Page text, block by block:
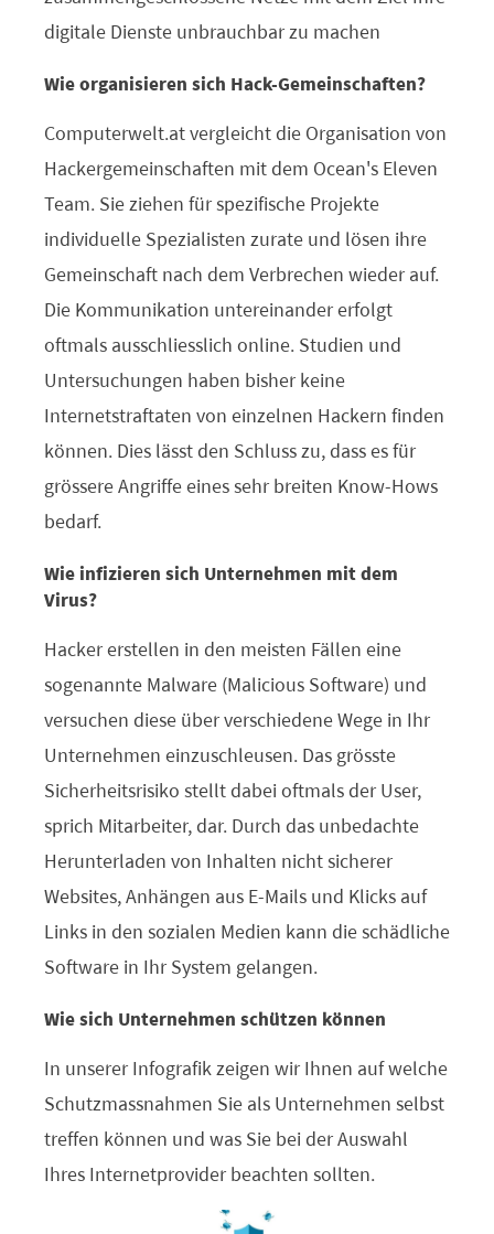
digitale Dienste unbrauchbar zu machen
Wie organisieren sich Hack-Gemeinschaften?
Computerwelt.at vergleicht die Organisation von
Hackergemeinschaften mit dem Ocean's Eleven
Team. Sie ziehen für spezifische Projekte
individuelle Spezialisten zurate und lösen ihre
Gemeinschaft nach dem Verbrechen wieder auf.
Die Kommunikation untereinander erfolgt
oftmals ausschliesslich online. Studien und
Untersuchungen haben bisher keine
Internetstraftaten von einzelnen Hackern finden
können. Dies lässt den Schluss zu, dass es für
grössere Angriffe eines sehr breiten Know-Hows
bedarf.
Wie infizieren sich Unternehmen mit dem
Virus?
Hacker erstellen in den meisten Fällen eine
sogenannte Malware (Malicious Software) und
versuchen diese über verschiedene Wege in Ihr
Unternehmen einzuschleusen. Das grösste
Sicherheitsrisiko stellt dabei oftmals der User,
sprich Mitarbeiter, dar. Durch das unbedachte
Herunterladen von Inhalten nicht sicherer
Websites, Anhängen aus E-Mails und Klicks auf
Links in den sozialen Medien kann die schädliche
Software in Ihr System gelangen.
Wie sich Unternehmen schützen können
In unserer Infografik zeigen wir Ihnen auf welche
Schutzmassnahmen Sie als Unternehmen selbst
treffen können und was Sie bei der Auswahl
Ihres Internetprovider beachten sollten.